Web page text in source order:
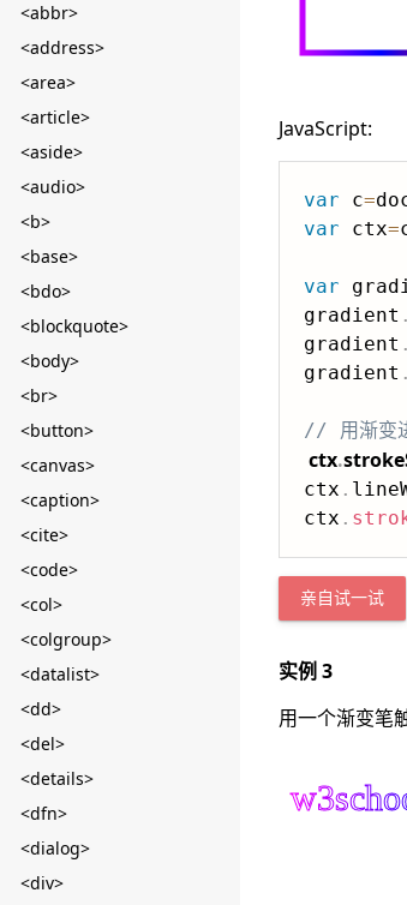
<abbr>
<address>
<area>
<article>
<aside>
<audio>
<b>
<base>
<bdo>
<blockquote>
<body>
<br>
<button>
<canvas>
<caption>
<cite>
<code>
<col>
<colgroup>
<datalist>
<dd>
<del>
<details>
<dfn>
<dialog>
<div>
JavaScript:
var c=
var ctx=
var
gradient .
gradient .
gradient .
// 用渐变
ctx.
ctx .
ctx .
亲自试一试
实例 3
用一个渐变笔